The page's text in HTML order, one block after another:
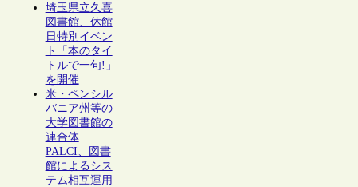
埼玉県立久喜
図書館、休館
日特別イベン
ト「本のタイ
トルで一句!」
を開催
米・ペンシル
バニア州等の
大学図書館の
連合体
PALCI、図書
館によるシス
テム相互運用